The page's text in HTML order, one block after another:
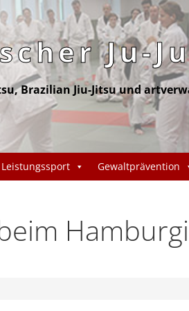
Ju-
Brazilian Jiu-Jitsu und
Leistungssport Gewaltprävention